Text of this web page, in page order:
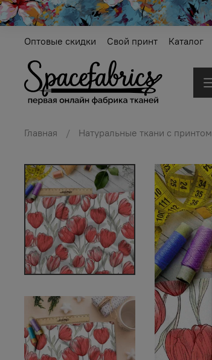
Оптовые скидки Свой принт Каталог
Главная Натуральные ткани с принтом